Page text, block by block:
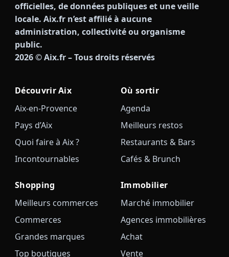
officielles, de données publiques et une veille
locale. Aix.fr n’est affilié à aucune
administration, collectivité ou organisme
public.
2026© Aix.fr – Tous droits réservés
Découvrir Aix
Aix-en-Provence
Pays d’Aix
Quoi faire à Aix ?
Incontournables
Où sortir
Agenda
Meilleurs restos
Restaurants & Bars
Cafés & Brunch
Shopping
Meilleurs commerces
Commerces
Grandes marques
Top boutiques
Immobilier
Marché immobilier
Agences immobilières
Achat
Vente